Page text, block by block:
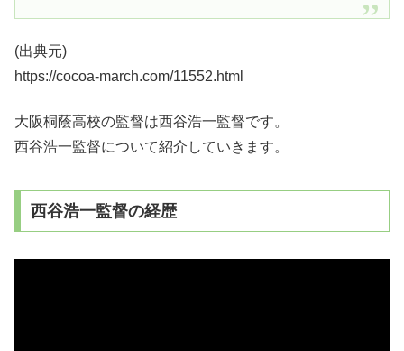
(出典元)
https://cocoa-march.com/11552.html
大阪桐蔭高校の監督は西谷浩一監督です。
西谷浩一監督について紹介していきます。
西谷浩一監督の経歴